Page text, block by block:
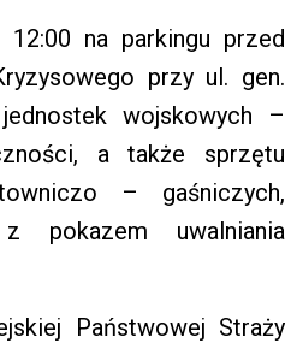
na parkingu przed
przy ul. gen.
wojskowych –
a także sprzętu
– gaśniczych,
pokazem uwalniania
Państwowej Straży